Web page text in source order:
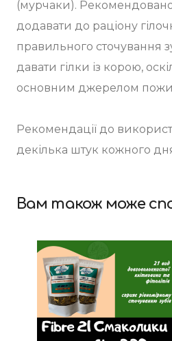
(мурчаки).
додавати до раціону
правильного сточування
давати гілки із корою,
основним джерелом
Рекомендації до
декілька штук кожного
Вам також може